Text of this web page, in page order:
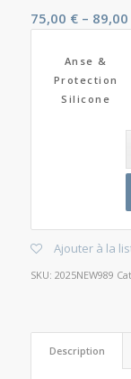
75,00 €– 89,00
Anse &
Protection
Silicone
Ajouter à la
SKU: 2025NEW989
Description